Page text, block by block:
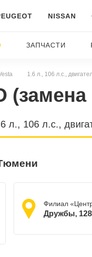
NISSAN
ЗАПЧАСТИ
1.6 л., 106 л.с.,
(замена
л., 106 л.с.,
Филиал
​Дружбы, 128